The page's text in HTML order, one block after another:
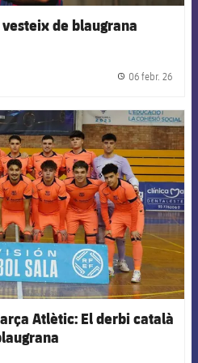
de blaugrana
06 febr. 26
FCB Barcelona badge
Atlètic: El derbi català